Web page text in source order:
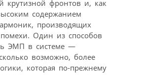
крутизной фронтов и, как
содержанием
производящих
Один из способов
ЭМП в системе —
возможно, более
которая по-прежнему